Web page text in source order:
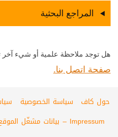
المراجع البحثية
هل توجد ملاحظة علمية أو شيء آخر
صفحة اتصل بنا.
حول كاف سياسة الخصوصية
Impressum – بيانات مشغّل الموقع